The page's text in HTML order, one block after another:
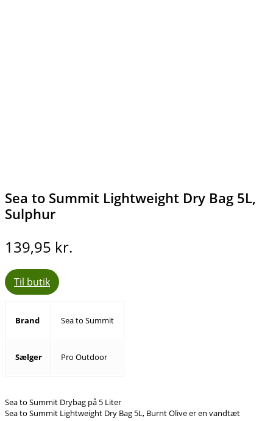
Sea to Summit Lightweight Dry Bag 5L,
Sulphur
139,95 kr.
Til butik
Brand Sea to Summit
Sælger Pro Outdoor
Sea to Summit Drybag på 5 Liter
Sea to Summit Lightweight Dry Bag 5L, Burnt Olive er en vandtæt